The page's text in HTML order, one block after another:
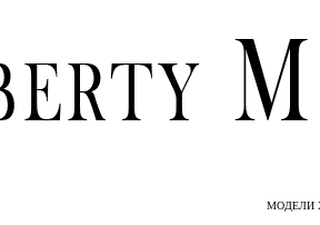
МОДЕЛИ